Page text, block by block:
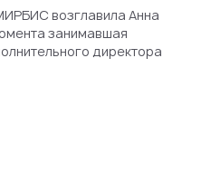
возглавила Анна
занимавшая
директора